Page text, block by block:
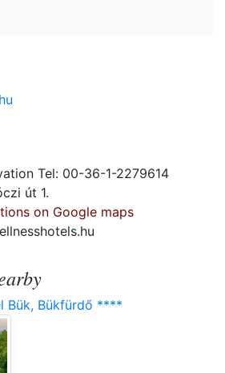
Tel: 00-36-1-2279614
út 1.
on Google maps
Bük, Bükfürdő ****